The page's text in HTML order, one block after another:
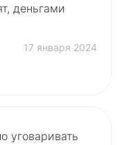
деньгами
17 января 2024
уговаривать